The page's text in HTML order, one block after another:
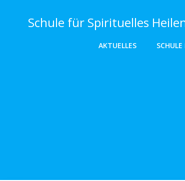
springenSchule für Spirituelles
AKTUELLES